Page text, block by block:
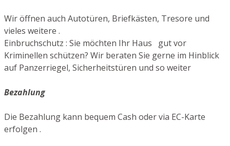
Wir öffnen auch Autotüren, Briefkästen, Tresore und
vieles weitere .
Einbruchschutz : Sie möchten Ihr Haus gut vor
Kriminellen schützen? Wir beraten Sie gerne im Hinblick
auf Panzerriegel, Sicherheitstüren und so weiter
Bezahlung
Die Bezahlung kann bequem Cash oder via EC-Karte
erfolgen .